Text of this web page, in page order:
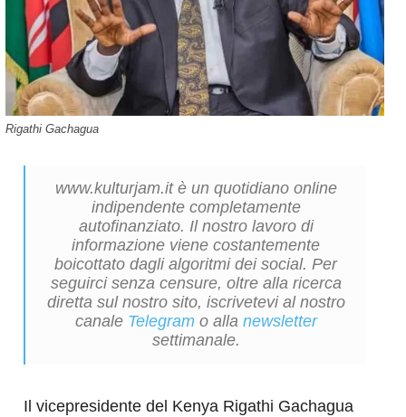
Rigathi Gachagua
www.kulturjam.it è un quotidiano online
indipendente completamente
autofinanziato. Il nostro lavoro di
informazione viene costantemente
boicottato dagli algoritmi dei social. Per
seguirci senza censure, oltre alla ricerca
diretta sul nostro sito, iscrivetevi al nostro
canale Telegram o alla newsletter
settimanale.
Il vicepresidente del Kenya Rigathi Gachagua